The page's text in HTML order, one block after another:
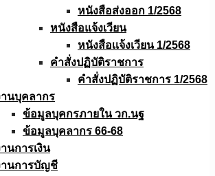
หนังสือส่งออก 1/2568
หนังสือแจ้งเวียน
หนังสือเเจ้งเวียน 1/2568
คำสั่งปฏิบัติราชการ
คำสั่งปฏิบัติราชการ 1/2568
านบุคลากร
ข้อมูลบุคกรภายใน วก.นฐ
ข้อมูลบุคลากร 66-68
านการเงิน
านการบัญชี